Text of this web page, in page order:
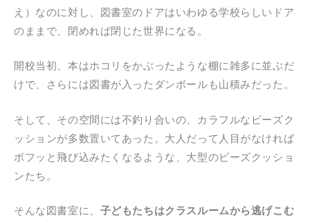
え）なのに対し、図書室のドアはいわゆる学校らしいドア
のままで、閉めれば閉じた世界になる。
開校当初、本はホコリをかぶったような棚に雑多に並ぶだ
けで、さらには図書が入ったダンボールも山積みだった。
そして、その空間には不釣り合いの、カラフルなビーズク
ッションが多数置いてあった。大人だって人目がなければ
ボフッと飛び込みたくなるような、大型のビーズクッショ
ンたち。
そんな図書室に、 子どもたちはクラスルームから逃げこむ